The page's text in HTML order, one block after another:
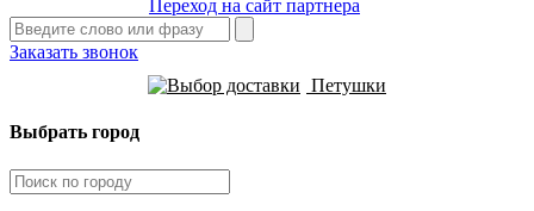
Переход на сайт партнера
Заказать звонок
Петушки
Выбрать город